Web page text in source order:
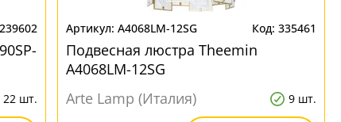
239602
22 шт.
A4068LM-12SG 335461
Подвесная люстра Theemin
A4068LM-12SG
Arte Lamp (Италия)
9 шт.